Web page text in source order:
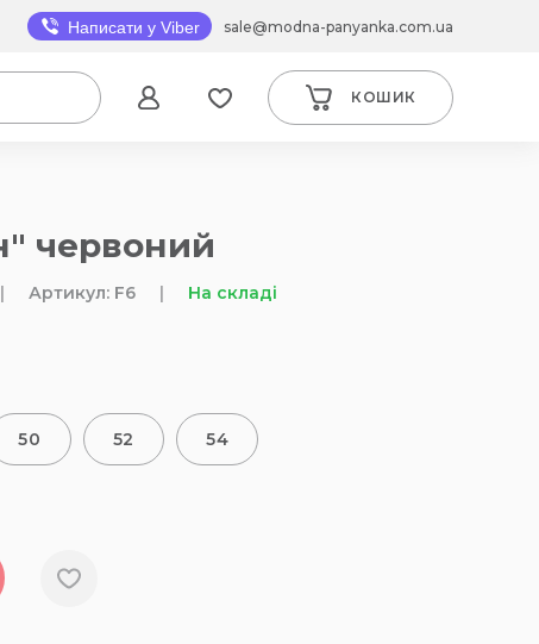
Написати у Viber sale@modna-panyanka.com.ua
КОШИК
червоний
| Артикул: F6 | На складі
50 52 54